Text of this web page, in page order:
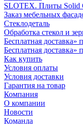
SLOTEX. Плиты Solid
Заказ мебельных
Стеклодеталь
Обработка стекол и
Бесплатная доставка»
Бесплатная доставка»
Как купить
Условия оплаты
Условия доставки
Гарантия на товар
Компания
О компании
Новости
Команда